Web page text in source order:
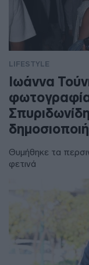
LIFESTYLE
Ιωάννα
Θυμήθηκε τα
φετινά